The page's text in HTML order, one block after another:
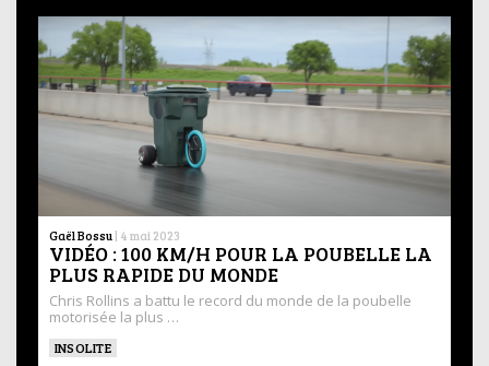
Gaël Bossu | 4 mai 2023
VIDÉO : 100 KM/H POUR LA POUBELLE LA
PLUS RAPIDE DU MONDE
Chris Rollins a battu le record du monde de la poubelle
motorisée la plus …
INSOLITE